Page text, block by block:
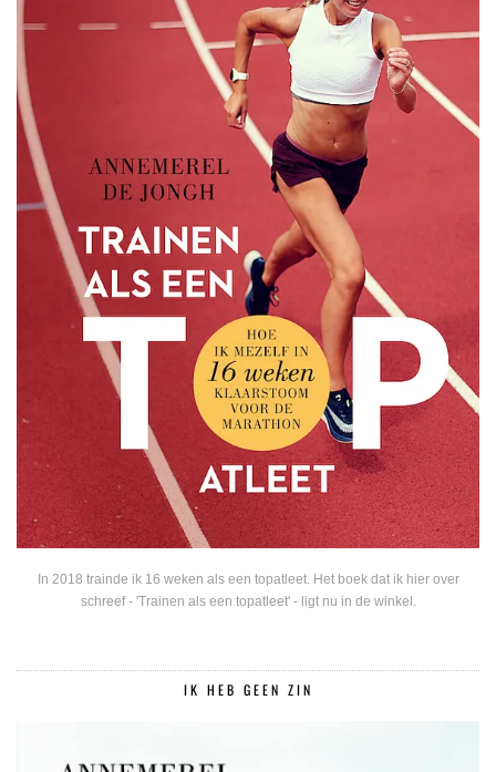
In 2018 trainde ik 16 weken als een topatleet. Het boek dat ik hier over
schreef - 'Trainen als een topatleet' - ligt nu in de winkel.
IK HEB GEEN ZIN